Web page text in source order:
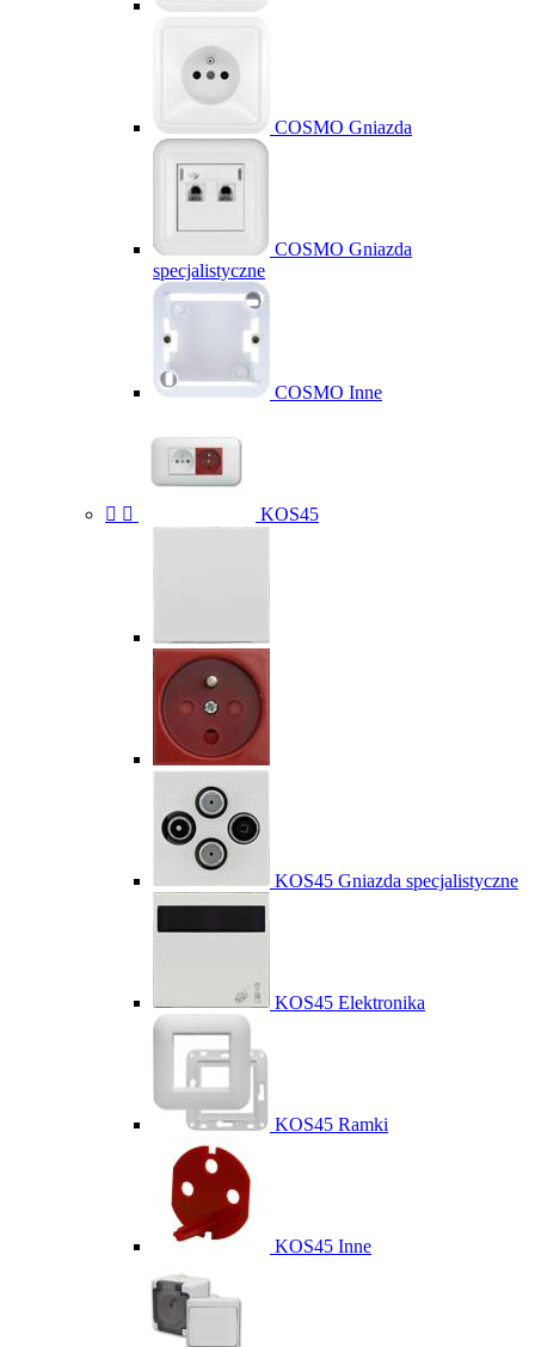
COSMO Gniazda
COSMO Gniazda
specjalistyczne
COSMO Inne
  KOS45
KOS45 Gniazda specjalistyczne
KOS45 Elektronika
KOS45 Ramki
KOS45 Inne